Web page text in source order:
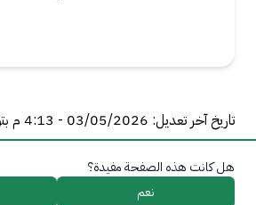
تاريخ آخر تعديل: 03/05/2026 - 4:13 م بتوقيت السعودية
هل كانت هذه الصفحة مفيدة؟
نعم